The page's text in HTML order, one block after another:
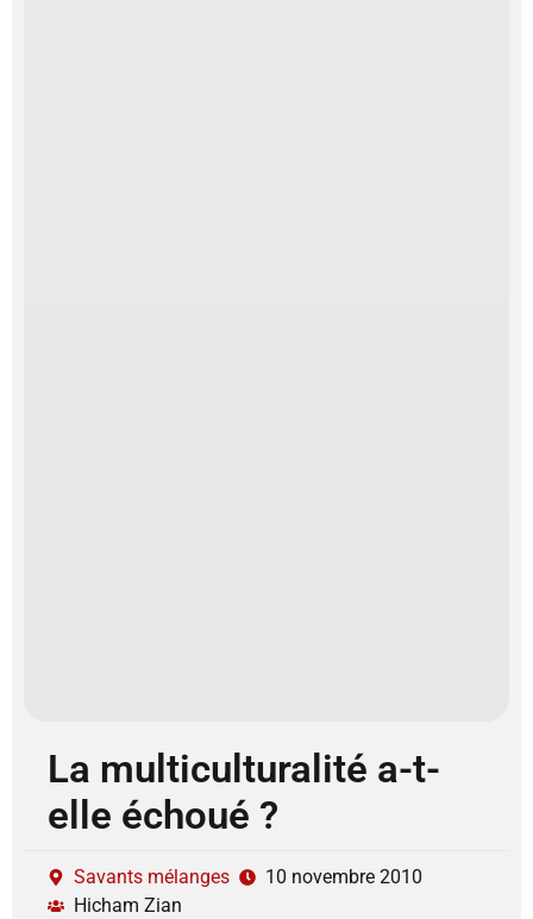
La multiculturalité a-t-
elle échoué ?
Savants mélanges
10 novembre 2010
Hicham Zian